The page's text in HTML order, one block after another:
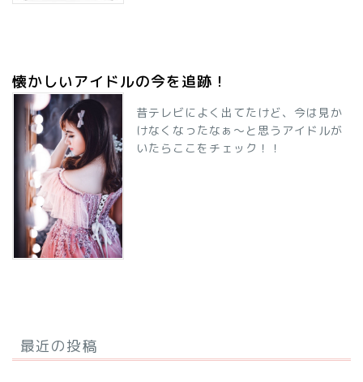
懐かしいアイドルの今を追跡！
昔テレビによく出てたけど、今は見か
けなくなったなぁ～と思うアイドルが
いたらここをチェック！！
最近の投稿